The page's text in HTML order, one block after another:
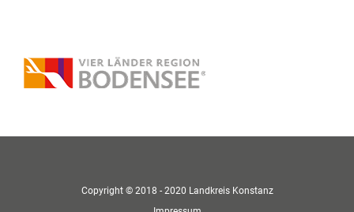
Copyright © 2018 - 2020 Landkreis Konstanz